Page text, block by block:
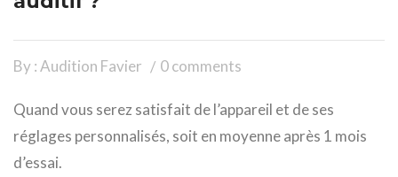
By : Audition Favier 0 comments
Quand vous serez satisfait de l’appareil et de ses
réglages personnalisés, soit en moyenne après 1 mois
d’essai.